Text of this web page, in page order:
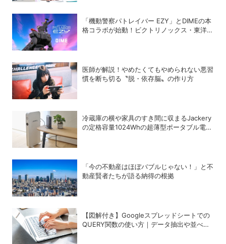
「機動警察パトレイバー EZY」とDIMEの本
格コラボが始動！ビクトリノックス・東洋ス
医師が解説！やめたくてもやめられない悪習
慣を断ち切る〝脱・依存脳〟の作り方
冷蔵庫の横や家具のすき間に収まるJackery
の定格容量1024Whの超薄型ポータブル電源
「今の不動産はほぼバブルじゃない！」と不
動産賢者たちが語る納得の根拠
【図解付き】Googleスプレッドシートでの
QUERY関数の使い方｜データ抽出や並べ替